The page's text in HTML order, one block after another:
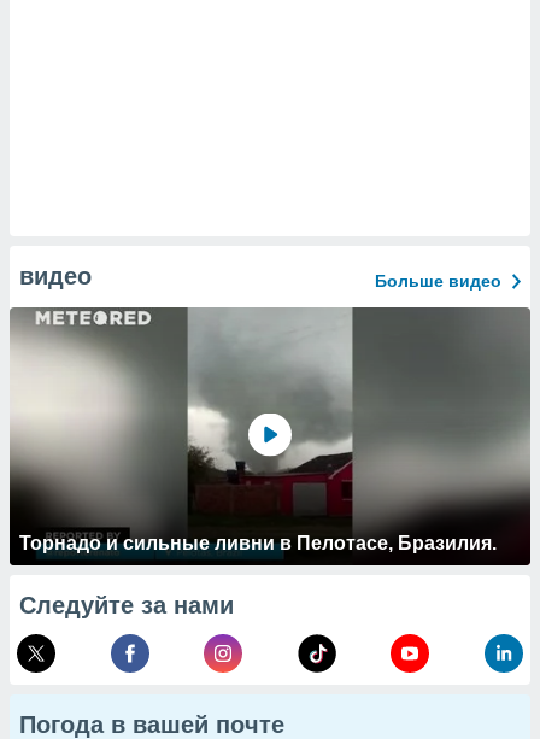
видео Больше видео
Торнадо и сильные ливни в Пелотасе, Бразилия.
Следуйте за нами
Погода в вашей почте